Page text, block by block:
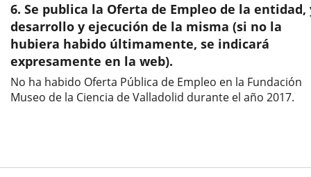
6. Se publica la Oferta de Empleo de la entidad,
desarrollo y ejecución de la misma (si no la
hubiera habido últimamente, se indicará
expresamente en la web).
No ha habido Oferta Pública de Empleo en la Fundación
Museo de la Ciencia de Valladolid durante el año 2017.